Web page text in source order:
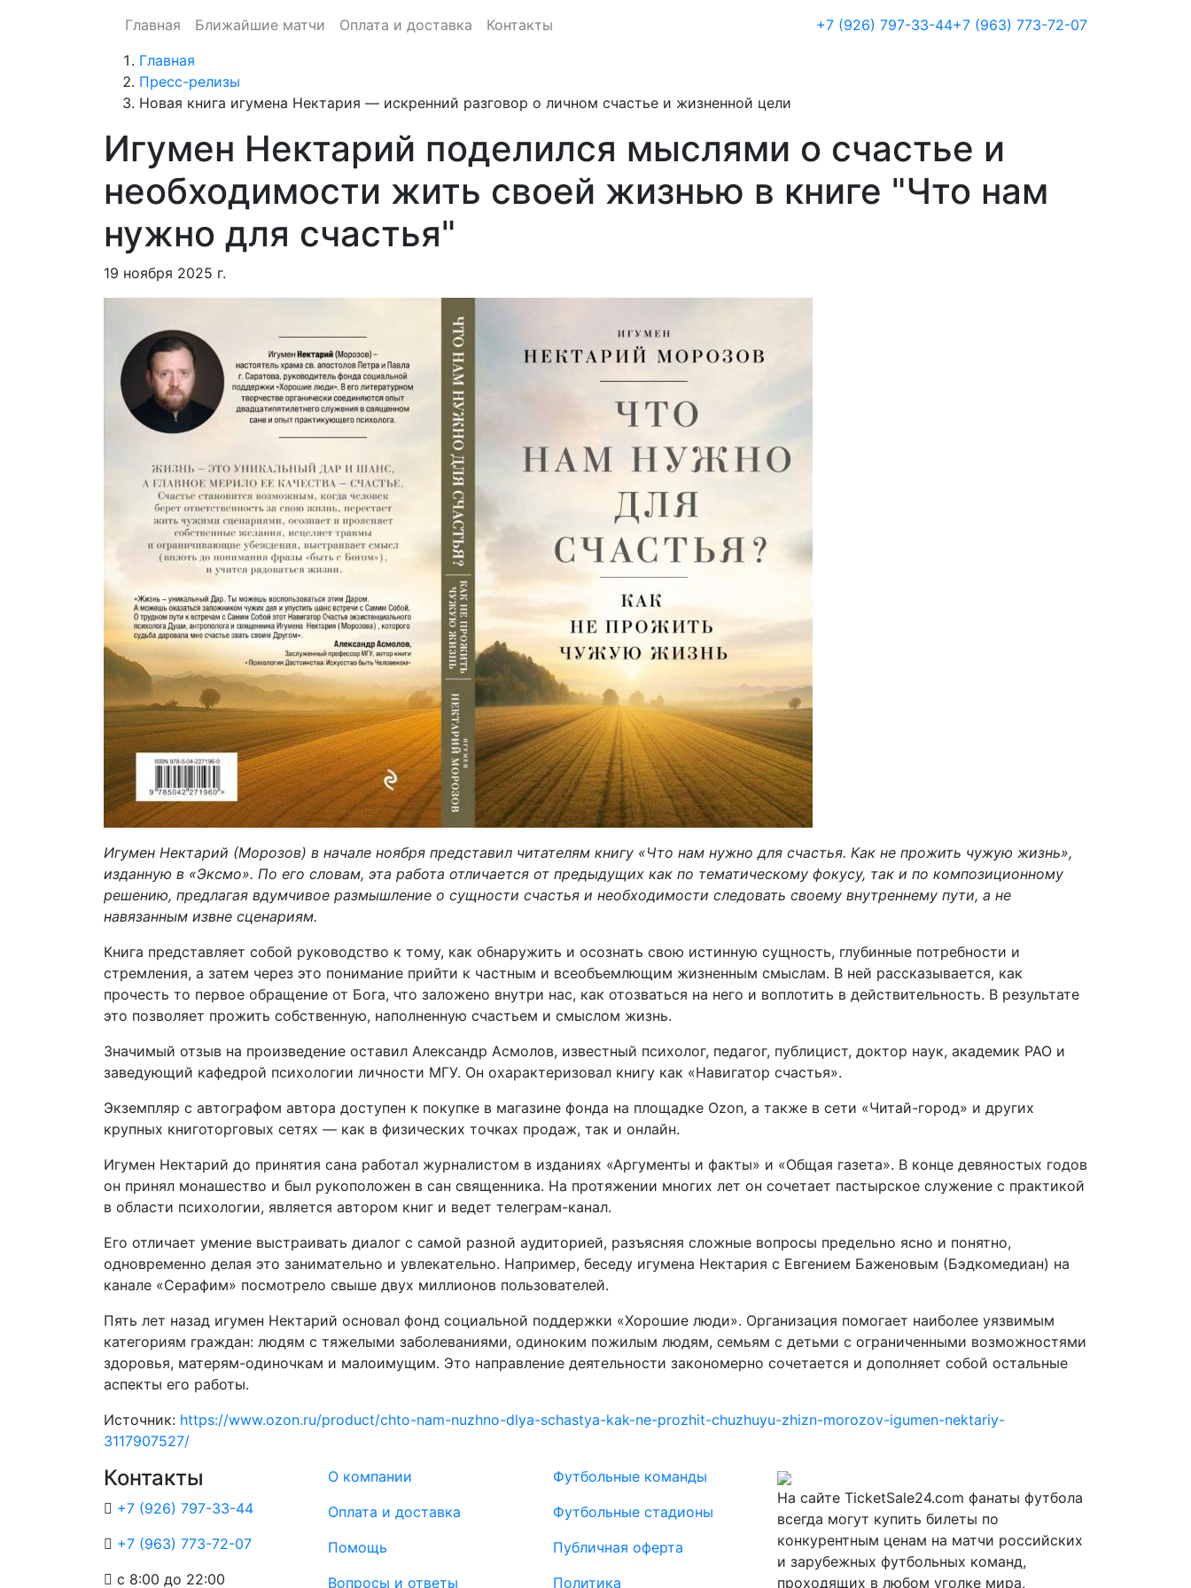
Главная Ближайшие матчи Оплата и доставка Контакты +7 (926) 797-33-44+7 (963) 773-72-07
Главная
Пресс-релизы
Новая книга игумена Нектария — искренний разговор о личном счастье и жизненной цели
Игумен Нектарий поделился мыслями о счастье и
необходимости жить своей жизнью в книге "Что нам
нужно для счастья"
19 ноября 2025 г.
Игумен Нектарий (Морозов) в начале ноября представил читателям книгу «Что нам нужно для счастья. Как не прожить чужую жизнь»,
изданную в «Эксмо». По его словам, эта работа отличается от предыдущих как по тематическому фокусу, так и по композиционному
решению, предлагая вдумчивое размышление о сущности счастья и необходимости следовать своему внутреннему пути, а не
навязанным извне сценариям.
Книга представляет собой руководство к тому, как обнаружить и осознать свою истинную сущность, глубинные потребности и
стремления, а затем через это понимание прийти к частным и всеобъемлющим жизненным смыслам. В ней рассказывается, как
прочесть то первое обращение от Бога, что заложено внутри нас, как отозваться на него и воплотить в действительность. В результате
это позволяет прожить собственную, наполненную счастьем и смыслом жизнь.
Значимый отзыв на произведение оставил Александр Асмолов, известный психолог, педагог, публицист, доктор наук, академик РАО и
заведующий кафедрой психологии личности МГУ. Он охарактеризовал книгу как «Навигатор счастья».
Экземпляр с автографом автора доступен к покупке в магазине фонда на площадке Ozon, а также в сети «Читай-город» и других
крупных книготорговых сетях — как в физических точках продаж, так и онлайн.
Игумен Нектарий до принятия сана работал журналистом в изданиях «Аргументы и факты» и «Общая газета». В конце девяностых годов
он принял монашество и был рукоположен в сан священника. На протяжении многих лет он сочетает пастырское служение с практикой
в области психологии, является автором книг и ведет телеграм-канал.
Его отличает умение выстраивать диалог с самой разной аудиторией, разъясняя сложные вопросы предельно ясно и понятно,
одновременно делая это занимательно и увлекательно. Например, беседу игумена Нектария с Евгением Баженовым (Бэдкомедиан) на
канале «Серафим» посмотрело свыше двух миллионов пользователей.
Пять лет назад игумен Нектарий основал фонд социальной поддержки «Хорошие люди». Организация помогает наиболее уязвимым
категориям граждан: людям с тяжелыми заболеваниями, одиноким пожилым людям, семьям с детьми с ограниченными возможностями
здоровья, матерям-одиночкам и малоимущим. Это направление деятельности закономерно сочетается и дополняет собой остальные
аспекты его работы.
Источник: https://www.ozon.ru/product/chto-nam-nuzhno-dlya-schastya-kak-ne-prozhit-chuzhuyu-zhizn-morozov-igumen-nektariy-
3117907527/
Контакты
+7 (926) 797-33-44
+7 (963) 773-72-07
с 8:00 до 22:00
О компании
Оплата и доставка
Помощь
Вопросы и ответы
Футбольные команды
Футбольные стадионы
Публичная оферта
Политика
На сайте TicketSale24.com фанаты футбола
всегда могут купить билеты по
конкурентным ценам на матчи российских
и зарубежных футбольных команд,
проходящих в любом уголке мира,